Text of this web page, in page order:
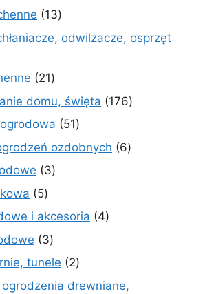
produktów
1313
produktów
odwilżacze, osprzęt
2121
produktów
domu, święta 176176
5151
produktów
ozdobnych 66
33
55
produktów
i akcesoria 44
33
produkty
tunele 22
produkty
drewniane,